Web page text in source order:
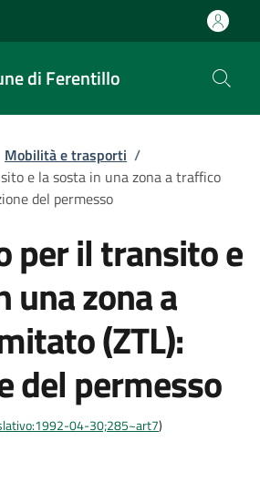
di Ferentillo
Mobilità e trasporti /
e la sosta in una zona a traffico
del permesso
per il transito e
una zona a
(ZTL):
del permesso
04-30;285~art7)